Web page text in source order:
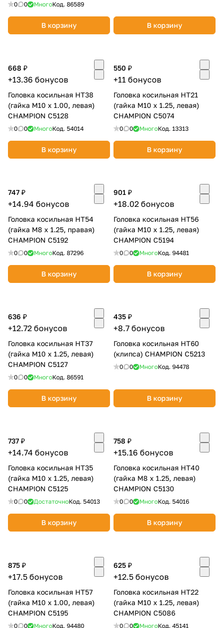
0 0 МногоКод. 86589
В корзину В корзину
668 ₽
+13.36 бонусов
Головка косильная НТ38
(гайка М10 х 1.00, левая)
CHAMPION C5128
0 0 МногоКод. 54014
В корзину
550 ₽
+11 бонусов
Головка косильная НТ21
(гайка М10 х 1.25, левая)
CHAMPION C5074
0 0 МногоКод. 13313
В корзину
747 ₽
+14.94 бонусов
Головка косильная НТ54
(гайка М8 х 1.25, правая)
CHAMPION C5192
0 0 МногоКод. 87296
В корзину
901 ₽
+18.02 бонусов
Головка косильная НТ56
(гайка М10 х 1.25, левая)
CHAMPION C5194
0 0 МногоКод. 94481
В корзину
636 ₽
+12.72 бонусов
Головка косильная НТ37
(гайка М10 х 1.25, левая)
CHAMPION C5127
0 0 МногоКод. 86591
В корзину
435 ₽
+8.7 бонусов
Головка косильная НТ60
(клипса) CHAMPION C5213
0 0 МногоКод. 94478
В корзину
737 ₽
+14.74 бонусов
Головка косильная НТ35
(гайка М10 х 1.25, левая)
CHAMPION C5125
0 0 ДостаточноКод. 54013
В корзину
758 ₽
+15.16 бонусов
Головка косильная НТ40
(гайка М8 х 1.25, левая)
CHAMPION C5130
0 0 МногоКод. 54016
В корзину
875 ₽
+17.5 бонусов
Головка косильная НТ57
(гайка М10 х 1.00, левая)
CHAMPION C5195
0 0 МногоКод. 94480
625 ₽
+12.5 бонусов
Головка косильная НТ22
(гайка М10 х 1.25, левая)
CHAMPION C5086
0 0 МногоКод. 45141